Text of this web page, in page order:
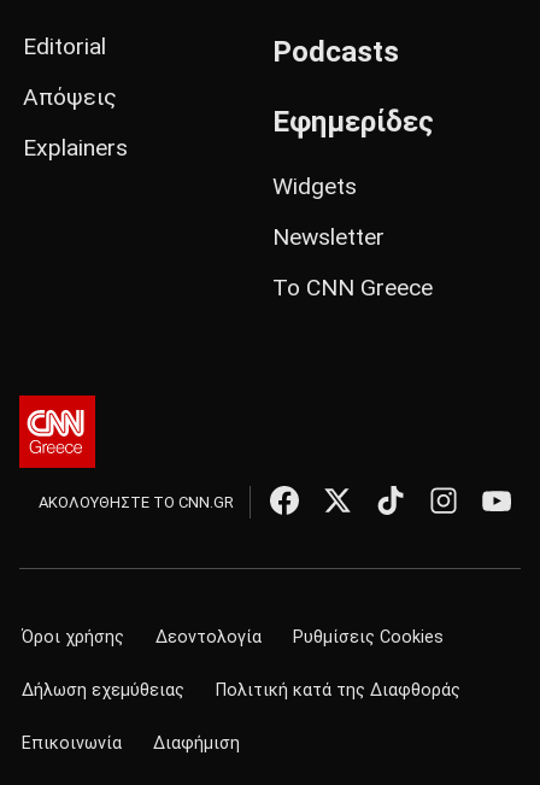
Editorial
Απόψεις
Explainers
Podcasts
Εφημερίδες
Widgets
Newsletter
Το CNN Greece
ΑΚΟΛΟΥΘΗΣΤΕ ΤΟ CNN.GR
Όροι χρήσης Δεοντολογία Ρυθμίσεις Cookies
Δήλωση εχεμύθειας Πολιτική κατά της Διαφθοράς
Επικοινωνία Διαφήμιση